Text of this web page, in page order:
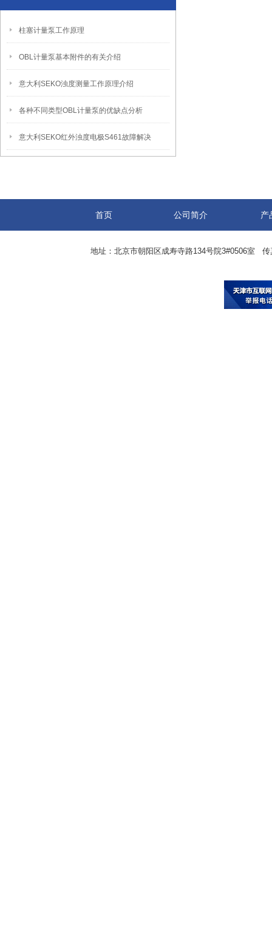
柱塞计量泵工作原理
OBL计量泵基本附件的有关介绍
意大利SEKO浊度测量工作原理介绍
各种不同类型OBL计量泵的优缺点分析
意大利SEKO红外浊度电极S461故障解决
首页 公司简介 产
地址：北京市朝阳区成寿寺路134号院3#0506室